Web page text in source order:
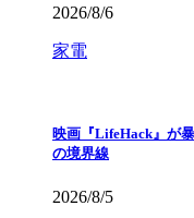
2026/8/6
家電
映画『LifeHack』が
の境界線
2026/8/5